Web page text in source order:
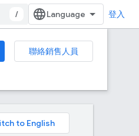
/ 登入
聯絡銷售人員